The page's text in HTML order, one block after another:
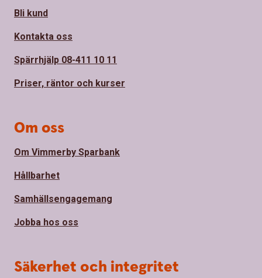
Bli kund
Kontakta oss
Spärrhjälp 08-411 10 11
Priser, räntor och kurser
Om oss
Om Vimmerby Sparbank
Hållbarhet
Samhällsengagemang
Jobba hos oss
Säkerhet och integritet